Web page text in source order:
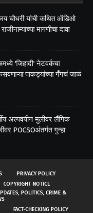
चौधरी यांची कथित ऑडिओ
मागणीचा दावा
'जिहादी' नेटवर्कचा
पाकड्यांच्या गँगचं जाळं
अल्पवयीन मुलीवर लैंगिक
POCSOअंतर्गत गुन्हा
PRIVACY POLICY
COPYRIGHT NOTICE
POLITICS, CRIME &
FACT-CHECKING POLICY